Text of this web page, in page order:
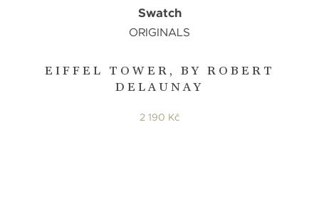
EIFFEL TOWER, BY ROBERT
DELAUNAY
Swatch
ORIGINALS
2 190 Kč